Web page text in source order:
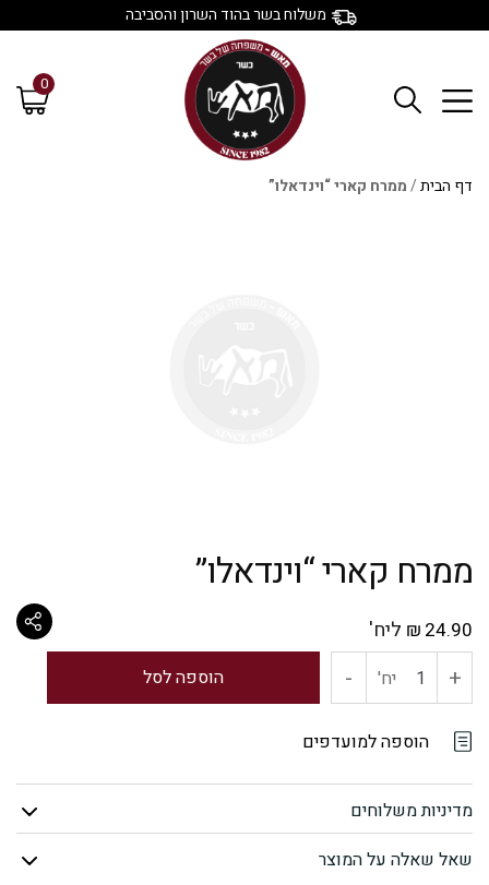
משלוח בשר בהוד השרון והסביבה
0
דף הבית/ממרח קארי “וינדאלו”
ממרח קארי “וינדאלו”
₪ 24.90 ליח'
+ כמות
קארי
"וינדאלו"
יח' - הוספה לסל
הוספה למועדפים
מדיניות משלוחים
שאל שאלה על המוצר